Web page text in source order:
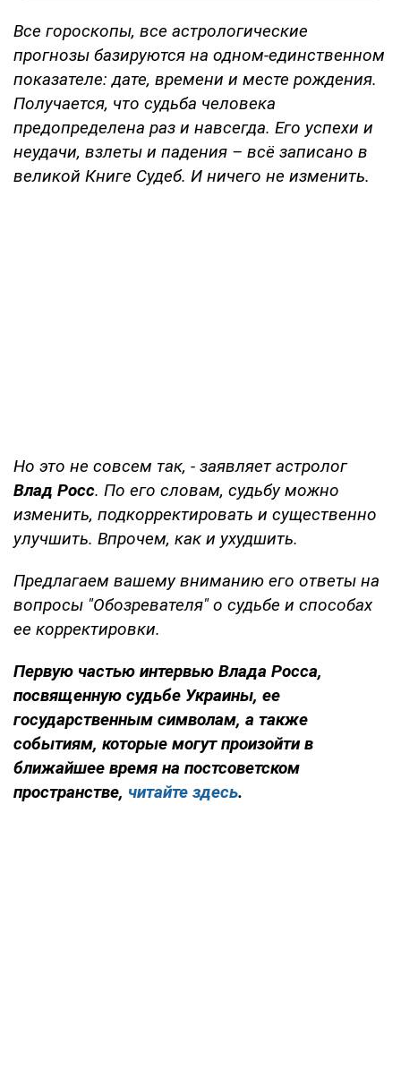
Все гороскопы, все астрологические
прогнозы базируются на одном-единственном
показателе: дате, времени и месте рождения.
Получается, что судьба человека
предопределена раз и навсегда. Его успехи и
неудачи, взлеты и падения – всё записано в
великой Книге Судеб. И ничего не изменить.
Но это не совсем так, - заявляет астролог
Влад Росс. По его словам, судьбу можно
изменить, подкорректировать и существенно
улучшить. Впрочем, как и ухудшить.
Предлагаем вашему вниманию его ответы на
вопросы "Обозревателя" о судьбе и способах
ее корректировки.
Первую частью интервью Влада Росса,
посвященную судьбе Украины, ее
государственным символам, а также
событиям, которые могут произойти в
ближайшее время на постсоветском
пространстве, читайте здесь.